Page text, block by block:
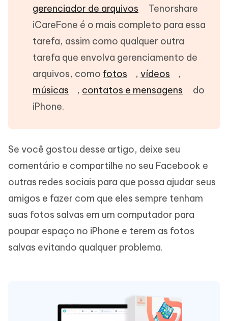
gerenciador de arquivos
Tenorshare
iCareFone é o mais completo para essa
tarefa, assim como qualquer outra
tarefa que envolva gerenciamento de
arquivos, como fotos , vídeos
,
músicas
, contatos e mensagens
do
iPhone.
Se você gostou desse artigo, deixe seu
comentário e compartilhe no seu Facebook e
outras redes sociais para que possa ajudar seus
amigos e fazer com que eles sempre tenham
suas fotos salvas em um computador para
poupar espaço no iPhone e terem as fotos
salvas evitando qualquer problema.